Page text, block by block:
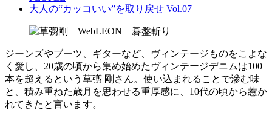
大人の“カッコいい”を取り戻せ Vol.07
ジーンズやブーツ、ギターなど、ヴィンテージものをこよな
く愛し、20歳の頃から集め始めたヴィンテージデニムは100
本を超えるという草彅 剛さん。使い込まれることで滲む味
と、積み重ねた歳月を思わせる重厚感に、10代の頃から惹か
れてきたと言います。